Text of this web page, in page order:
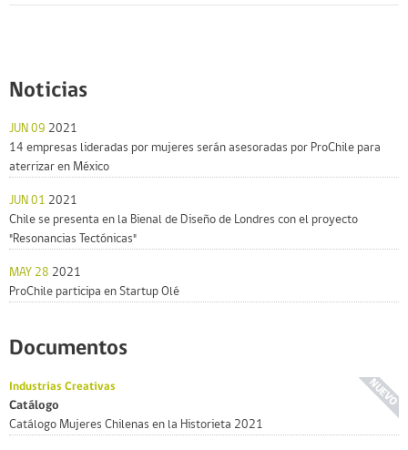
Noticias
JUN 09 2021
14 empresas lideradas por mujeres serán asesoradas por ProChile para
aterrizar en México
JUN 01 2021
Chile se presenta en la Bienal de Diseño de Londres con el proyecto
"Resonancias Tectónicas"
MAY 28 2021
ProChile participa en Startup Olé
Documentos
Industrias Creativas
Catálogo
Catálogo Mujeres Chilenas en la Historieta 2021